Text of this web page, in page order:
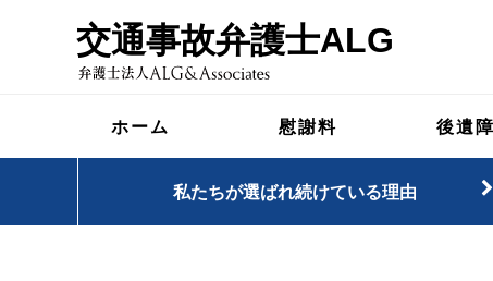
交通事故弁護士ALG
ホーム 慰謝料 後遺
私たちが選ばれ続けている理由